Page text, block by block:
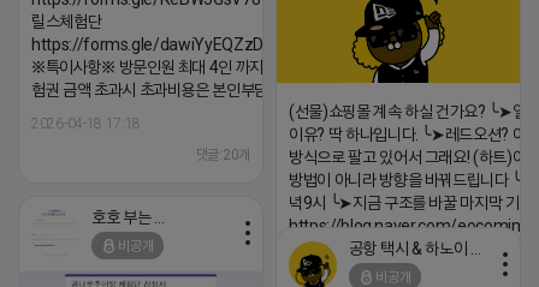
릴스체험단
https://forms.gle/dawiYyEQZzDdqf8W8
※특이사항※ 방문인원 최대 4인 까지 가능 체
험권 금액 초과시 초과비용은 본인부담입니다.
2026-04-18 17:18
댓글:20개
(선물)쇼핑몰 계속 하실 건가요? ╰➤열
이유? 딱 하나입니다. ╰➤레드오션? 아
방식으로 팔고 있어서 그래요! (하트)이
방법이 아니라 방향을 바꿔드립니다
녁9시 ╰➤지금 구조를 바꿀 마지막 기회
https://blog.naver.com/eocomim/
2026-04-18 17:15
비공개
비공개